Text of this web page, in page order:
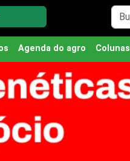
Agenda do agro Colunas